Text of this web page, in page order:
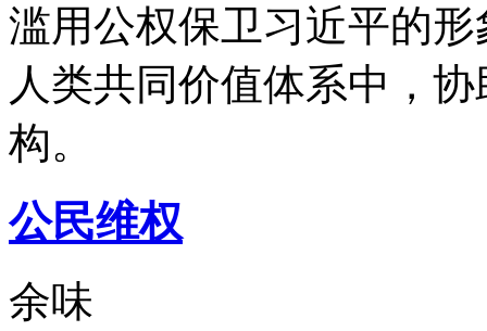
滥用公权保卫习近平的
人类共同价值体系中，
构。
公民维权
余味